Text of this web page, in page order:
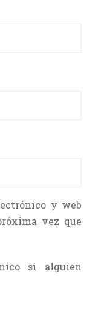
y web
vez que
si alguien